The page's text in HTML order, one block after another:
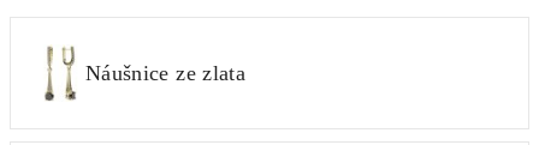
Náušnice ze zlata